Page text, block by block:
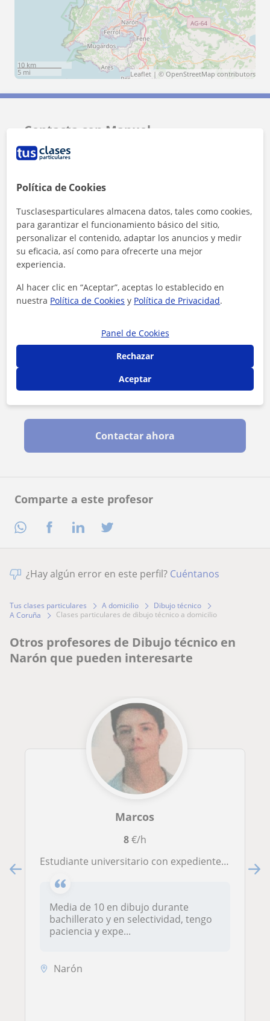
Comparte a este profesor
10 km
5 mi
Leaflet | © OpenStreetMap contributors
Contacta con Manuel
Tarifa
1ª clase gratis
Contactar ahora
¿Hay algún error en este perfil? Cuéntanos
Tus clases particulares A domicilio
Dibujo técnico
A Coruña
clases particulares de dibujo técnico a domicilio
Otros profesores de Dibujo técnico en
Narón que pueden interesarte
Marcos
8€/h
Estudiante universitario con expediente impecable en dibujo se ofrece a dar clases en la zona de Ferrol
Media de 10 en dibujo durante
bachillerato y en selectividad, tengo
paciencia y expe...
Narón
Política de Cookies
Tusclasesparticulares almacena datos, tales como cookies,
para garantizar el funcionamiento básico del sitio,
personalizar el contenido, adaptar los anuncios y medir
su eficacia, así como para ofrecerte una mejor
experiencia.
Al hacer clic en “Aceptar”, aceptas lo establecido en
nuestra Política de Cookies y Política de Privacidad.
Panel de Cookies
Rechazar
Aceptar